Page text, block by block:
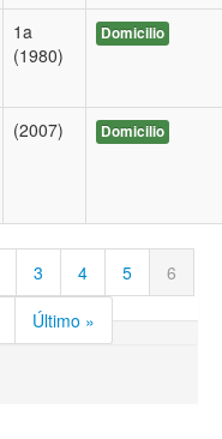
1a
(1980)
Domicilio
(2007) Domicilio
3 4 5
6
Último »